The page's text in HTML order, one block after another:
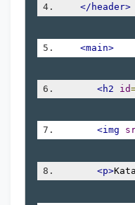
</header>
<main>
<h2 id
<img
<p>